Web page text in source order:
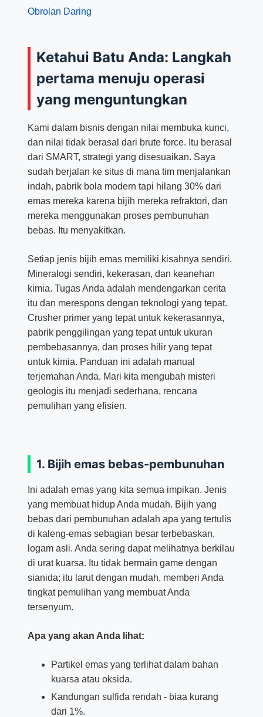
Obrolan Daring
Ketahui Batu Anda: Langkah
pertama menuju operasi
yang menguntungkan
Kami dalam bisnis dengan nilai membuka kunci,
dan nilai tidak berasal dari brute force. Itu berasal
dari SMART, strategi yang disesuaikan. Saya
sudah berjalan ke situs di mana tim menjalankan
indah, pabrik bola modern tapi hilang 30% dari
emas mereka karena bijih mereka refraktori, dan
mereka menggunakan proses pembunuhan
bebas. Itu menyakitkan.
Setiap jenis bijih emas memiliki kisahnya sendiri.
Mineralogi sendiri, kekerasan, dan keanehan
kimia. Tugas Anda adalah mendengarkan cerita
itu dan merespons dengan teknologi yang tepat.
Crusher primer yang tepat untuk kekerasannya,
pabrik penggilingan yang tepat untuk ukuran
pembebasannya, dan proses hilir yang tepat
untuk kimia. Panduan ini adalah manual
terjemahan Anda. Mari kita mengubah misteri
geologis itu menjadi sederhana, rencana
pemulihan yang efisien.
1. Bijih emas bebas-pembunuhan
Ini adalah emas yang kita semua impikan. Jenis
yang membuat hidup Anda mudah. Bijih yang
bebas dari pembunuhan adalah apa yang tertulis
di kaleng-emas sebagian besar terbebaskan,
logam asli. Anda sering dapat melihatnya berkilau
di urat kuarsa. Itu tidak bermain game dengan
sianida; itu larut dengan mudah, memberi Anda
tingkat pemulihan yang membuat Anda
tersenyum.
Apa yang akan Anda lihat:
Partikel emas yang terlihat dalam bahan
kuarsa atau oksida.
Kandungan sulfida rendah - biaa kurang
dari 1%.